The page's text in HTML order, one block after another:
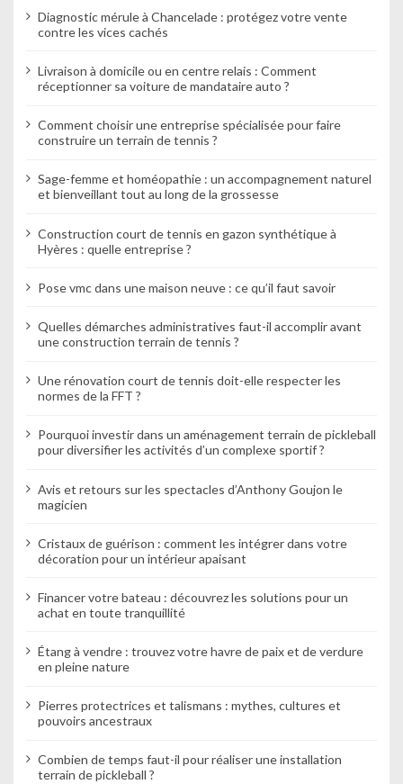
i
e
Diagnostic mérule à Chancelade : protégez votre vente
contre les vices cachés
Livraison à domicile ou en centre relais : Comment
réceptionner sa voiture de mandataire auto ?
Comment choisir une entreprise spécialisée pour faire
construire un terrain de tennis ?
Sage-femme et homéopathie : un accompagnement naturel
et bienveillant tout au long de la grossesse
Construction court de tennis en gazon synthétique à
Hyères : quelle entreprise ?
Pose vmc dans une maison neuve : ce qu’il faut savoir
Quelles démarches administratives faut-il accomplir avant
une construction terrain de tennis ?
Une rénovation court de tennis doit-elle respecter les
normes de la FFT ?
Pourquoi investir dans un aménagement terrain de pickleball
pour diversifier les activités d’un complexe sportif ?
Avis et retours sur les spectacles d’Anthony Goujon le
magicien
Cristaux de guérison : comment les intégrer dans votre
décoration pour un intérieur apaisant
Financer votre bateau : découvrez les solutions pour un
achat en toute tranquillité
Étang à vendre : trouvez votre havre de paix et de verdure
en pleine nature
Pierres protectrices et talismans : mythes, cultures et
pouvoirs ancestraux
Combien de temps faut-il pour réaliser une installation
terrain de pickleball ?